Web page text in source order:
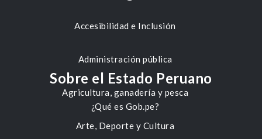
Accesibilidad e Inclusión
Administración pública
Agricultura, ganadería y pesca
Arte, Deporte y Cultura
Sobre el Estado Peruano
¿Qué es Gob.pe?